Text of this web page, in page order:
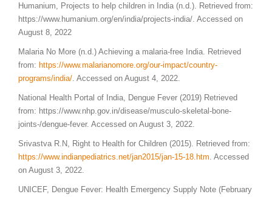
Humanium, Projects to help children in India (n.d.). Retrieved from:
https://www.humanium.org/en/india/projects-india/. Accessed on
August 8, 2022
Malaria No More (n.d.) Achieving a malaria-free India. Retrieved
from: https://www.malarianomore.org/our-impact/country-
programs/india/ . Accessed on August 4, 2022.
National Health Portal of India, Dengue Fever (2019) Retrieved
from: https://www.nhp.gov.in/disease/musculo-skeletal-bone-
joints-/dengue-fever. Accessed on August 3, 2022.
Srivastva R.N, Right to Health for Children (2015). Retrieved from:
https://www.indianpediatrics.net/jan2015/jan-15-18.htm . Accessed
on August 3, 2022.
UNICEF, Dengue Fever: Health Emergency Supply Note (February